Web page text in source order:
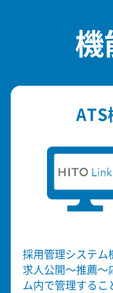
機
ATS
採用管理システム
求人公開～推薦～
ム内で管理するこ